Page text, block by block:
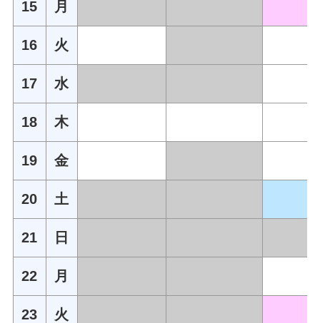
15 月
16 火
17 水
18 木
19 金
20 土
21 日
22 月
23 火